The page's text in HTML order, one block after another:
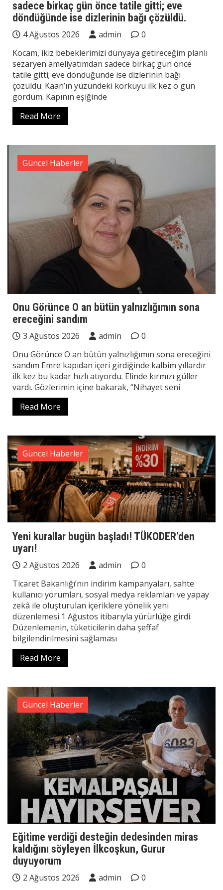
sadece birkaç gün önce tatile gitti; eve
döndüğünde ise dizlerinin bağı çözüldü.
4 Ağustos 2026 admin
0
Kocam, ikiz bebeklerimizi dünyaya getireceğim planlı
sezaryen ameliyatımdan sadece birkaç gün önce
tatile gitti; eve döndüğünde ise dizlerinin bağı
çözüldü. Kaan’ın yüzündeki korkuyu ilk kez o gün
gördüm. Kapının eşiğinde
Read More
Güncel Haberler
Onu Görünce O an bütün yalnızlığımın sona
ereceğini sandım
3 Ağustos 2026 admin
0
Onu Görünce O an bütün yalnızlığımın sona ereceğini
sandım Emre kapıdan içeri girdiğinde kalbim yıllardır
ilk kez bu kadar hızlı atıyordu. Elinde kırmızı güller
vardı. Gözlerimin içine bakarak, “Nihayet seni
Read More
Güncel Haberler
Yeni kurallar bugün başladı! TÜKODER’den
uyarı!
2 Ağustos 2026 admin
0
Ticaret Bakanlığı’nın indirim kampanyaları, sahte
kullanıcı yorumları, sosyal medya reklamları ve yapay
zekâ ile oluşturulan içeriklere yönelik yeni
düzenlemesi 1 Ağustos itibarıyla yürürlüğe girdi.
Düzenlemenin, tüketicilerin daha şeffaf
bilgilendirilmesini sağlaması
Read More
Güncel Haberler
Eğitime verdiği desteğin dedesinden miras
kaldığını söyleyen İlkcoşkun, Gurur
duyuyorum
2 Ağustos 2026 admin
0